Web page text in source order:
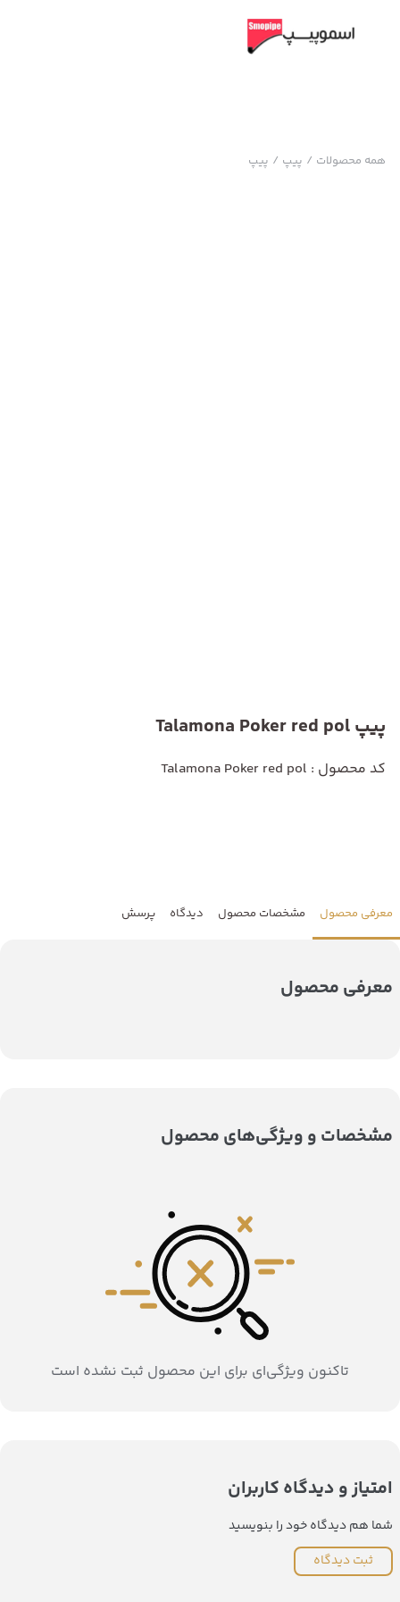
همه محصولات / پیپ / پیپ
پیپ Talamona Poker red pol
کد محصول : Talamona Poker red pol
معرفی محصول مشخصات محصول دیدگاه پرسش
معرفی محصول
مشخصات و ویژگی‌های محصول
تاکنون ویژگی‌ای برای این محصول ثبت نشده است
امتیاز و دیدگاه کاربران
شما هم دیدگاه خود را بنویسید
ثبت دیدگاه